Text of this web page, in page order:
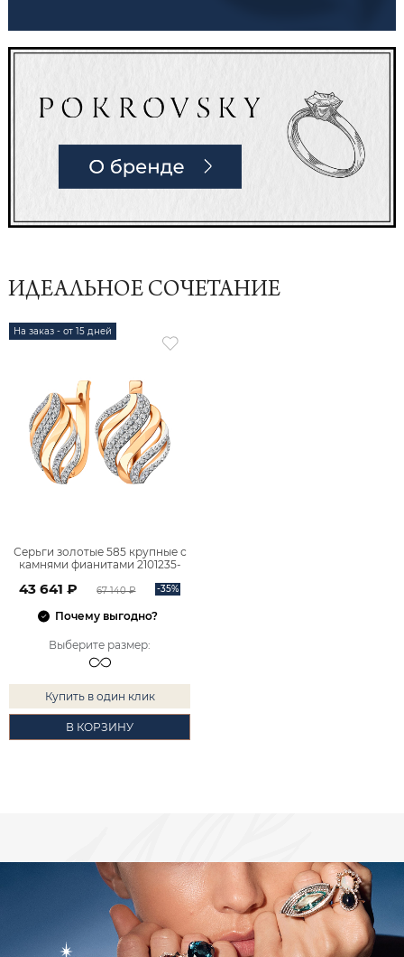
ИДЕАЛЬНОЕ СОЧЕТАНИЕ
На заказ - от 15 дней
Серьги золотые 585 крупные с
камнями фианитами 2101235-
43 641 ₽ 67 140 ₽ -35%
Почему выгодно?
Выберите размер:
Купить в один клик
В КОРЗИНУ